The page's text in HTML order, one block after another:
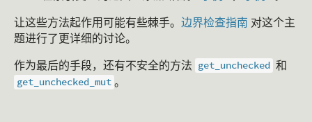
让这些方法起作用可能有些棘手。 边界检查指南 对这个主
题进行了更详细的讨论。
作为最后的手段，还有不安全的方法 get_unchecked 和
get_unchecked_mut 。